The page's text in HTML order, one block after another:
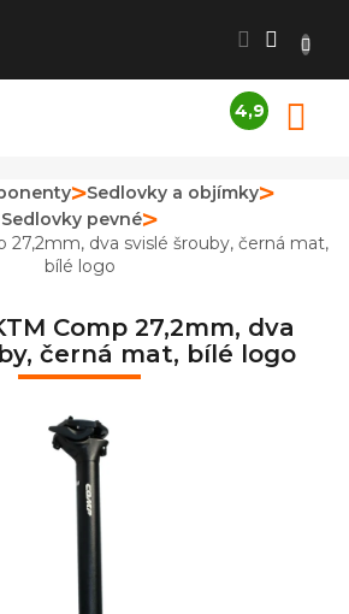
4,9
obchodu
je
z
Sedlovky a objímky
Sedlovky pevné
27,2mm, dva svislé šrouby, černá mat,
bílé logo
Comp 27,2mm, dva
černá mat, bílé logo